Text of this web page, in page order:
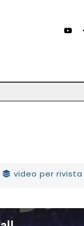
video per rivista